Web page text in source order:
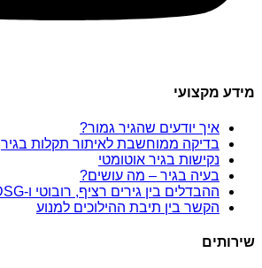
מידע מקצועי
איך יודעים שהגיר גמור?
בדיקה ממוחשבת לאיתור תקלות בגיר
נקישות בגיר אוטומטי
בעיה בגיר – מה עושים?
ההבדלים בין גירים רציף, רובוטי ו-DSG
הקשר בין תיבת ההילוכים למנוע
שירותים